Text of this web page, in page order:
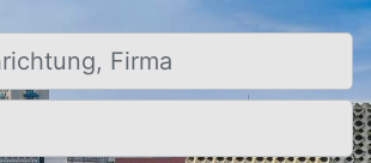
Firma